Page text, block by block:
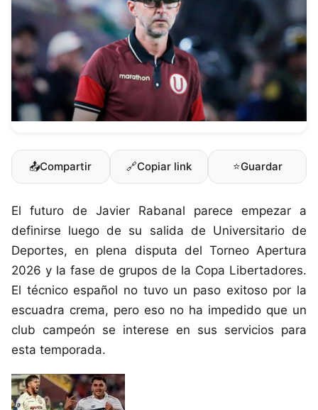
📤Compartir 🔗Copiar link ⭐Guardar
El futuro de Javier Rabanal parece empezar a
definirse luego de su salida de Universitario de
Deportes, en plena disputa del Torneo Apertura
2026 y la fase de grupos de la Copa Libertadores.
El técnico español no tuvo un paso exitoso por la
escuadra crema, pero eso no ha impedido que un
club campeón se interese en sus servicios para
esta temporada.